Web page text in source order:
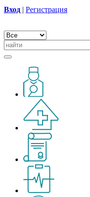
Вход | Регистрация